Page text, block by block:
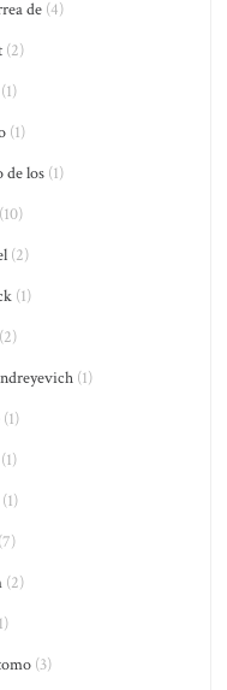
de(4)
(2)
(1)
(1)
de los (1)
(2)
(1)
(1)
(1)
(1)
(7)
(2)
(3)